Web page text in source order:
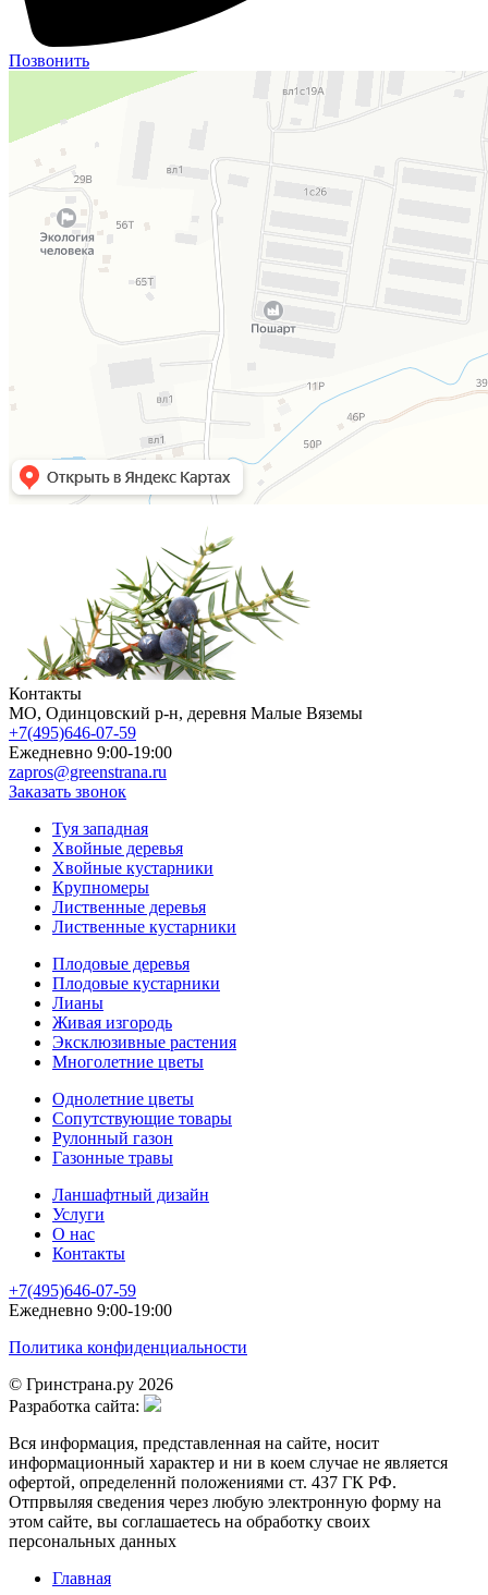
Позвонить
Контакты
МO, Одинцовский р-н, деревня Малые Вяземы
+7(495)646-07-59
Ежедневно 9:00-19:00
zapros@greenstrana.ru
Заказать звонок
Туя западная
Хвойные деревья
Хвойные кустарники
Крупномеры
Лиственные деревья
Лиственные кустарники
Плодовые деревья
Плодовые кустарники
Лианы
Живая изгородь
Эксклюзивные растения
Многолетние цветы
Однолетние цветы
Сопутствующие товары
Рулонный газон
Газонные травы
Ланшафтный дизайн
Услуги
О нас
Контакты
+7(495)646-07-59
Ежедневно 9:00-19:00
Политика конфиденциальности
© Гринстрана.ру 2026
Разработка сайта:
Вся информация, представленная на сайте, носит
информационный характер и ни в коем случае не является
офертой, определеннй положениями ст. 437 ГК РФ.
Отпрвыляя сведения через любую электронную форму на
этом сайте, вы соглашаетесь на обработку своих
персональных данных
Главная